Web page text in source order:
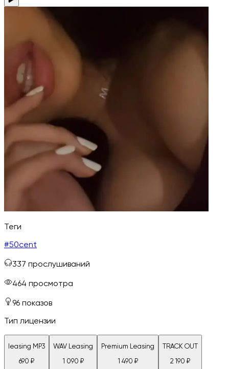
Теги
#50cent
337 прослушиваний
464 просмотра
96 показов
Тип лицензии
leasing MP3
690 ₽
WAV Leasing
1 090 ₽
Premium Leasing
1 490 ₽
TRACK OUT
2 190 ₽